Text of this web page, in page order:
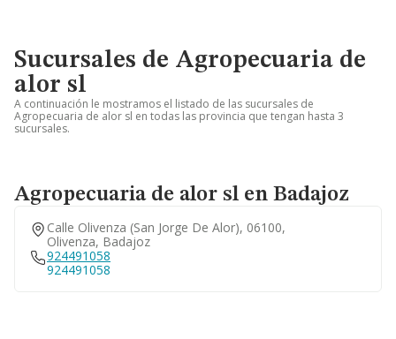
Sucursales de Agropecuaria de
alor sl
A continuación le mostramos el listado de las sucursales de
Agropecuaria de alor sl en todas las provincia que tengan hasta 3
sucursales.
Agropecuaria de alor sl en Badajoz
Calle Olivenza (san Jorge De Alor), 06100,
Olivenza, Badajoz
924491058
924491058